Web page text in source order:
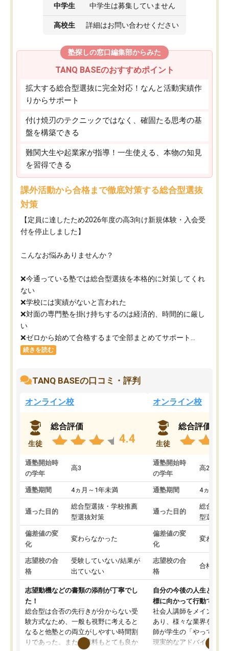
中学生 中学生は募集していません
高校生 詳細はお問い合わせください
塾探しの窓口編集部からみた
TANQ BASEのおすすめポイント
拡大する総合型選抜に完全対応！なんと活動実績作
りからサポート
付け焼刃のテクニックではなく、確固たる思考の基
盤を構築できる
難関大生や起業家が指導！一生使える、本物の知見
を習得できる
課外活動から合格まで徹底対策する総合型選抜
対策
【定員に達したため2026年度の高3向け新規体験・入会受
付を停止しました】
こんなお悩みありませんか？
❌今通っている塾では総合型選抜を本格的に対策してくれ
ない
❌学校には実績がないと言われた
❌対面の専門塾を掛け持ちするのは経済的、時間的に厳し
い
❌ゼロから始めて合格するまで全部まとめてサポート...
続きを読む
TANQ BASEの口コミ・評判
オンライン校
生徒
総合評価
4.4
通塾開始時
の学年
高3
通塾期間 4ヵ月～1年未満
通った目的
総合型選抜・学校推薦
型選抜対策
偏差値の変
化
変わらなかった
志望校の合
格
受験していない/結果が
出ていない
志望動機などの書類の添削が丁寧でし
た！
総合型は合否の先行きが分からない受
験方式なため、一般も視野に考えると
なると他塾との両立がしやすい時間割
りであった。また授業料もとても良か
オンライン校
生徒
総合評価
通塾開始時
の学年
高2
通塾期間 4ヵ月～1
通った目的
総合型選
型選抜対
偏差値の変
化
変わらな
志望校の合
格
合格した
自分の今後の人生と真剣
標に向かって行動できる
社会人講師をメインとし
あり、様々な業界を経験
師が学生の「やってみた
現実的なアドバイスを行